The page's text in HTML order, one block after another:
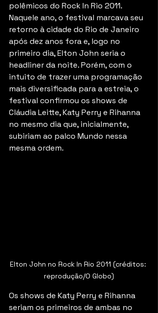
polêmicos do Rock In Rio 2011.
Naquele ano, o festival marcava seu
retorno à cidade do Rio de Janeiro
após dez anos fora e, logo no
primeiro dia, Elton John seria o
headliner da noite. Porém, com o
intuito de trazer uma programação
mais diversificada para a estreia, o
festival confirmou os shows de
Cláudia Leitte, Katy Perry e Rihanna
no mesmo dia que, inicialmente,
subiriam ao palco Mundo nessa
mesma ordem.
Elton John no Rock In Rio 2011 (créditos:
reprodução/O Globo)
Os shows de Katy Perry e Rihanna
seriam os primeiros de ambas no